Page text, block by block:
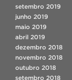
setembro 2019
junho 2019
maio 2019
abril 2019
dezembro 2018
novembro 2018
outubro 2018
setembro 2018